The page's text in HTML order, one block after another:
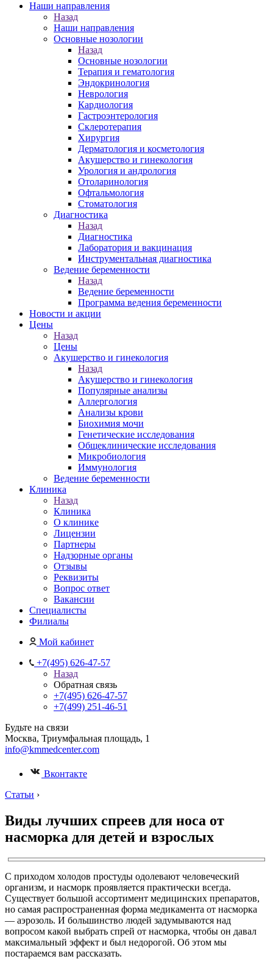
Наши направления
Назад
Наши направления
Основные нозологии
Назад
Основные нозологии
Терапия и гематология
Эндокринология
Неврология
Кардиология
Гастроэнтерология
Склеротерапия
Хирургия
Дерматология и косметология
Акушерство и гинекология
Урология и андрология
Отоларинология
Офтальмология
Стоматология
Диагностика
Назад
Диагностика
Лаборатория и вакцинация
Инструментальная диагностика
Ведение беременности
Назад
Ведение беременности
Программа ведения беременности
Новости и акции
Цены
Назад
Цены
Акушерство и гинекология
Назад
Акушерство и гинекология
Популярные анализы
Аллергология
Анализы крови
Биохимия мочи
Генетические исследования
Общеклинические исследования
Микробиология
Иммунология
Ведение беременности
Клиника
Назад
Клиника
О клинике
Лицензии
Партнеры
Надзорные органы
Отзывы
Реквизиты
Вопрос ответ
Вакансии
Специалисты
Филиалы
Мой кабинет
+7(495) 626-47-57
Назад
Обратная связь
+7(495) 626-47-57
+7(499) 251-46-51
Будьте на связи
Москва, Триумфальная площадь, 1
info@kmmedcenter.com
Вконтакте
Статьи ›
Виды лучших спреев для носа от
насморка для детей и взрослых
С приходом холодов простуды одолевают человеческий
организм, и насморк проявляется практически всегда.
Существует большой ассортимент медицинских препаратов,
но самая распространенная форма медикамента от насморка
— аэрозоль. И большинство людей задумываются над
вопросом какой выбрать спрей от насморка, чтобы он давал
максимальный эффект и был недорогой. Об этом мы
постараемся вам рассказать.